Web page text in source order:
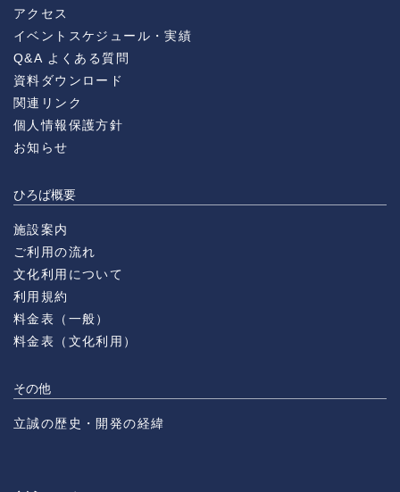
アクセス
イベントスケジュール・実績
Q&A よくある質問
資料ダウンロード
関連リンク
個人情報保護方針
お知らせ
ひろば概要
施設案内
ご利用の流れ
文化利用について
利用規約
料金表（一般）
料金表（文化利用）
その他
立誠の歴史・開発の経緯